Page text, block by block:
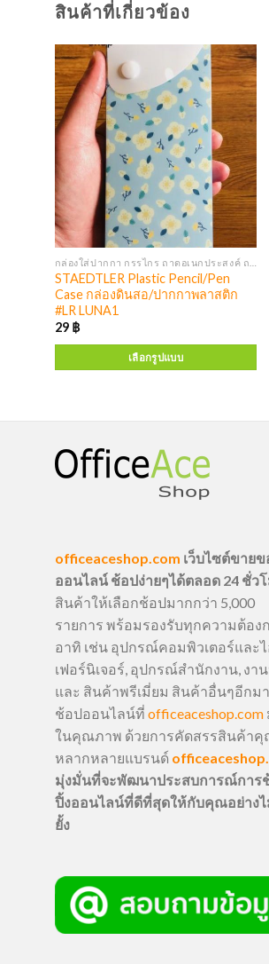
สินค้าที่เกี่ยวข้อง
STAEDTLER Plastic Pencil/Pen
Case กล่องดินสอ/ปากกาพลาสติก
#LR LUNA1
29 ฿
เลือกรูปแบบ
officeaceshop.com เว็บไซต์ขายข
ออนไลน์ ช้อปง่ายๆได้ตลอด 24 ชั่ว
สินค้าให้เลือกช้อปมากกว่า 5,000
รายการ พร้อมรองรับทุกความต้อง
อาทิ เช่น อุปกรณ์คอมพิวเตอร์และ
เฟอร์นิเจอร์, อุปกรณ์สำนักงาน, งา
และ สินค้าพรีเมี่ยม สินค้าอื่นๆอีกม
ช้อปออนไลน์ที่ officeaceshop.com
ในคุณภาพ ด้วยการคัดสรรสินค้า
หลากหลายแบรนด์
มุ่งมั่นที่จะพัฒนาประสบการณ์การ
ปิ้งออนไลน์ที่ดีที่สุดให้กับคุณอย่าง
ยั้ง